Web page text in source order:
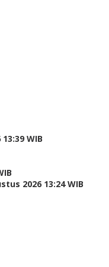
WIB
2026 13:24 WIB